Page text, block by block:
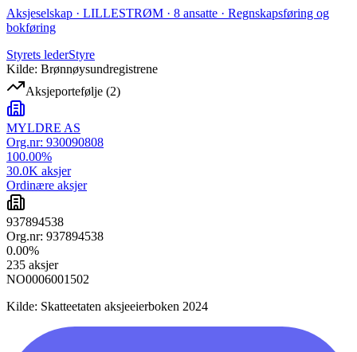
Aksjeselskap · LILLESTRØM · 8 ansatte · Regnskapsføring og
bokføring
Styrets lederStyre
Kilde: Brønnøysundregistrene
Aksjeportefølje (2)
MYLDRE AS
Org.nr: 930090808
100.00%
30.0K aksjer
Ordinære aksjer
937894538
Org.nr: 937894538
0.00%
235 aksjer
NO0006001502
Kilde: Skatteetaten aksjeeierboken 2024